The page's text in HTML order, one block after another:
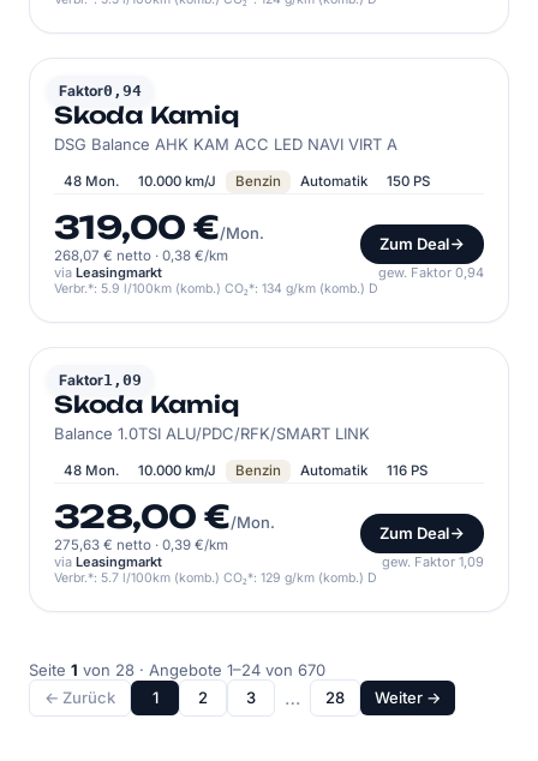
Faktor0,94
SKODA
Skoda Kamiq
DSG Balance AHK KAM ACC LED NAVI VIRT A
48 Mon. 10.000 km/J Benzin Automatik 150 PS
319,00 €/Mon.
268,07 € netto · 0,38 €/km
Zum Deal
via Leasingmarkt gew. Faktor 0,94
Verbr.*: 5.9 l/100km (komb.) CO₂*: 134 g/km (komb.) D
Faktor1,09
SKODA
Skoda Kamiq
Balance 1.0TSI ALU/PDC/RFK/SMART LINK
48 Mon. 10.000 km/J Benzin Automatik 116 PS
328,00 €/Mon.
275,63 € netto · 0,39 €/km
Zum Deal
via Leasingmarkt gew. Faktor 1,09
Verbr.*: 5.7 l/100km (komb.) CO₂*: 129 g/km (komb.) D
Seite 1 von 28 · Angebote 1–24 von 670
← Zurück
1 2 3 … 28 Weiter →